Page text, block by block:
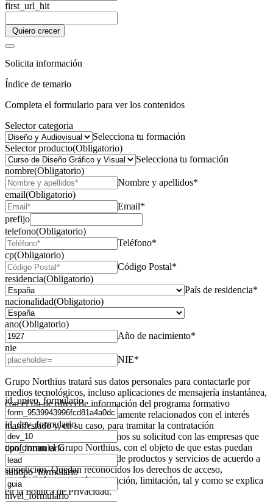
first_url_hit
Quiero crecer
Solicita información
Índice de temario
Completa el formulario para ver los contenidos
Selector categoria
Selecciona tu formación
Selector producto(Obligatorio)
Selecciona tu formación
nombre(Obligatorio)
Nombre y apellidos*
email(Obligatorio)
Email*
prefijo
telefono(Obligatorio)
Teléfono*
cp(Obligatorio)
Código Postal*
residencia(Obligatorio)
País de residencia*
nacionalidad(Obligatorio)
ano(Obligatorio)
Año de nacimiento*
nie
NIE*
Grupo Northius tratará sus datos personales para contactarle por
medios tecnológicos, incluso aplicaciones de mensajería instantánea,
con el fin de ofrecerle información del programa formativo
seleccionado o de otros directamente relacionados con el interés
manifestado y, en su caso, para tramitar la contratación
correspondiente. Compartiremos su solicitud con las empresas que
conforman elGrupo Northius, con el objeto de que estas puedan
hacerle llegar la mejor oferta de productos y servicios de acuerdo a
su petición. Quedan reconocidos los derechos de acceso,
rectificación, supresión, oposición, limitación, tal y como se explica
en laPolítica de Privacidad.
id_unico_formulario
id_dev_formulario
tipo_formulario
subtipo_formulario
nivel_formulario